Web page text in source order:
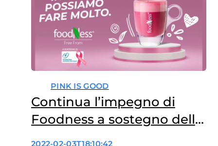
PINK IS GOOD
Continua l’impegno di
Foodness a sostegno della
ricerca sui tumori
2022-02-03T18:10:42